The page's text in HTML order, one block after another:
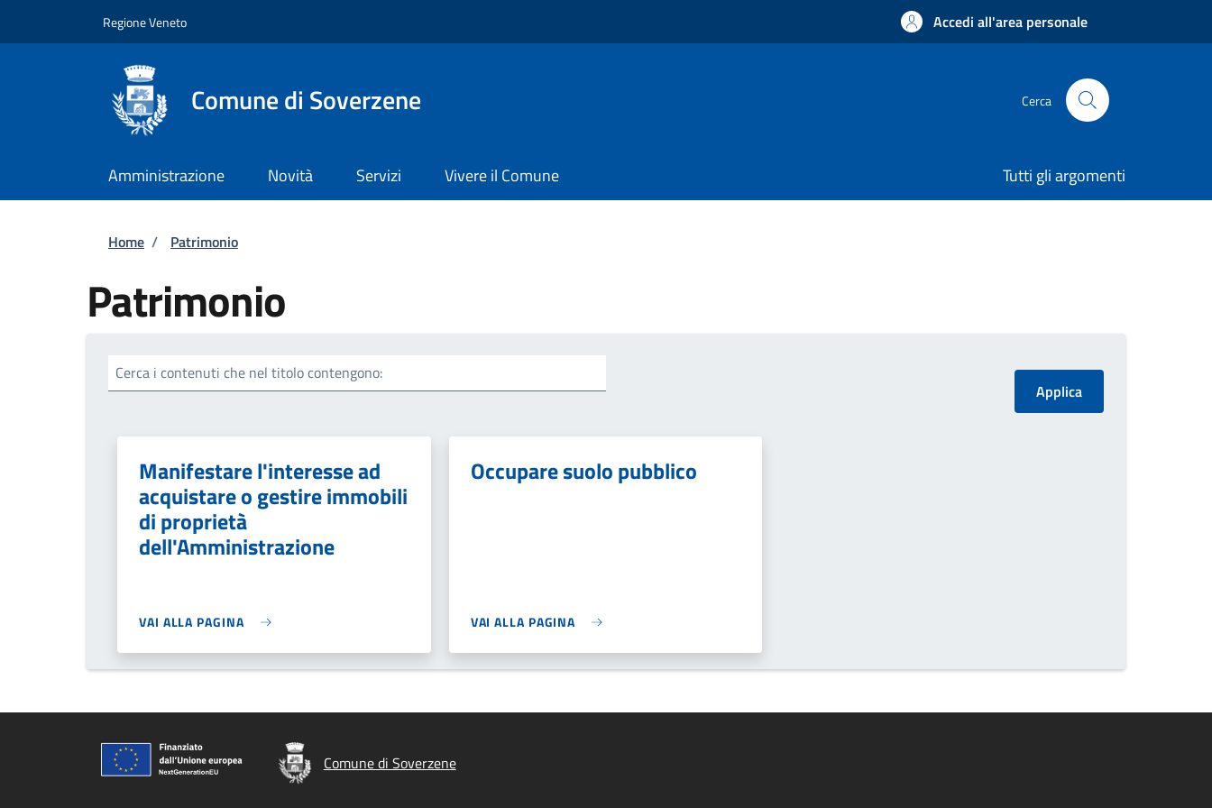
Regione Veneto Accedi all'area personale
Comune di Soverzene Cerca
Amministrazione Novità Servizi Vivere il Comune Tutti gli argomenti
Briciole di pane
Home / Patrimonio
Patrimonio
Cerca i contenuti che nel titolo contengono:
Manifestare l'interesse ad
acquistare o gestire immobili
di proprietà
dell'Amministrazione
VAI ALLA PAGINA
Occupare suolo pubblico
VAI ALLA PAGINA
Comune di Soverzene